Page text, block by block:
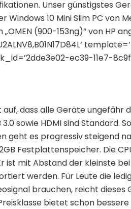
Unser günstigstes
Windows 10 Mini Slim PC von
(900-153ng)“ von HP
ec39-11e7-
dass alle Geräte ungefähr
3.0 sowie HDMI sind Standard.
geht es progressiv steigend
Festplattenspeicher. Die
ist mit Abstand der kleinste bei
werden. Für Leute die
brauchen, reicht dieses
bietet schon bessere